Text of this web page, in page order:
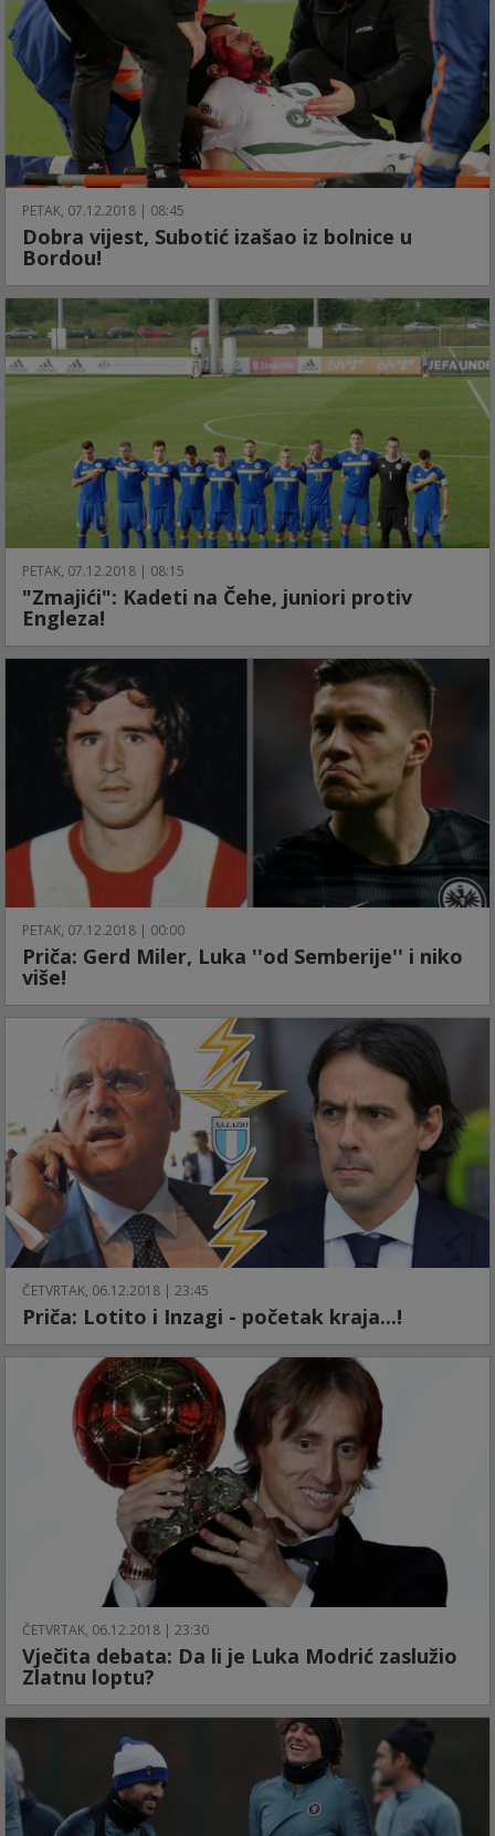
PETAK, 07.12.2018 | 08:45
Dobra vijest, Subotić izašao iz bolnice u
Bordou!
PETAK, 07.12.2018 | 08:15
"Zmajići": Kadeti na Čehe, juniori protiv
Engleza!
PETAK, 07.12.2018 | 00:00
Priča: Gerd Miler, Luka ''od Semberije'' i niko
više!
ČETVRTAK, 06.12.2018 | 23:45
Priča: Lotito i Inzagi - početak kraja...!
ČETVRTAK, 06.12.2018 | 23:30
Vječita debata: Da li je Luka Modrić zaslužio
Zlatnu loptu?